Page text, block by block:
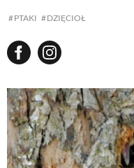
PTAKI DZIĘCIOŁ